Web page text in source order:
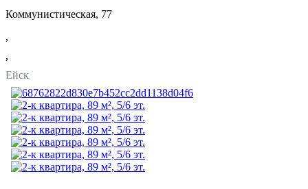
Коммунистическая, 77
,
,
Ейск